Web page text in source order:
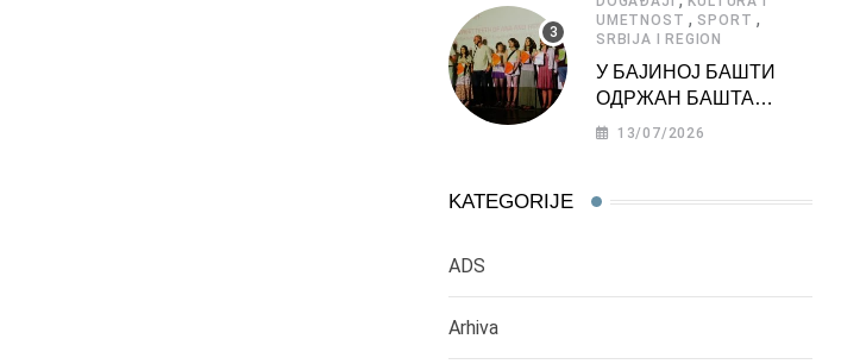
UMETNOST , SPORT ,
SRBIJA I REGION
У БАЈИНОЈ БАШТИ
ОДРЖАН БАШТА
ФЕСТ 2026
13/07/2026
KATEGORIJE
ADS
Arhiva